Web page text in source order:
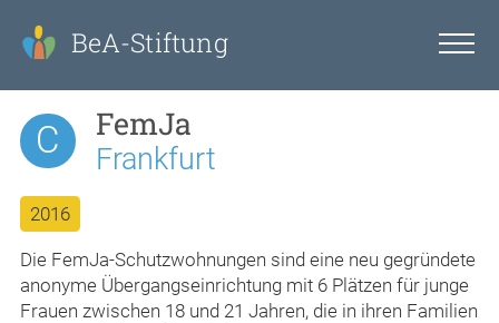
BeA-Stiftung
C FemJa
Frankfurt
2016
Die FemJa-Schutzwohnungen sind eine neu gegründete
anonyme Übergangseinrichtung mit 6 Plätzen für junge
Frauen zwischen 18 und 21 Jahren, die in ihren Familien